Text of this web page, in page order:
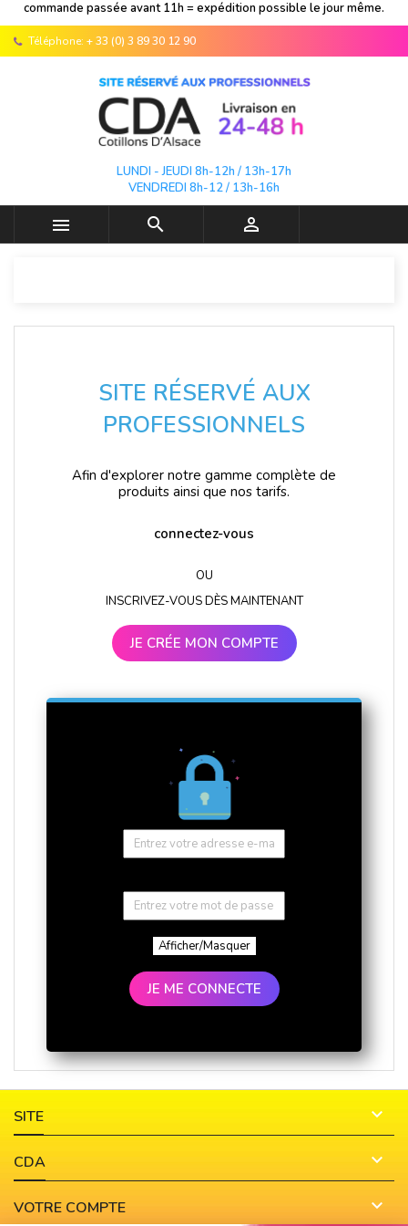
commande passée avant 11h = expédition possible le jour même.
Téléphone: + 33 (0) 3 89 30 12 90
LUNDI - JEUDI 8h-12h / 13h-17h
VENDREDI 8h-12 / 13h-16h
  
SITE RÉSERVÉ AUX
PROFESSIONNELS
Afin d'explorer notre gamme complète de
produits ainsi que nos tarifs.
connectez-vous
OU
INSCRIVEZ-VOUS DÈS MAINTENANT
JE CRÉE MON COMPTE
Afficher/Masquer
JE ME CONNECTE
SITE 
CDA 
VOTRE COMPTE 